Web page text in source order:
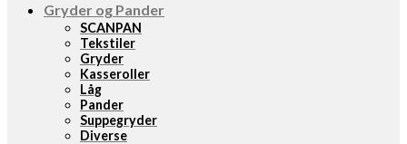
Gryder og Pander
SCANPAN
Tekstiler
Gryder
Kasseroller
Låg
Pander
Suppegryder
Diverse